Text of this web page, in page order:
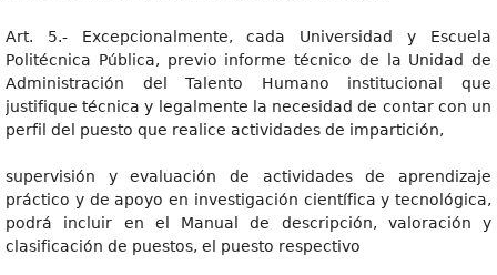
Art. 5.- Excepcionalmente, cada Universidad y Escuela
Politécnica Pública, previo informe técnico de la Unidad de
Administración del Talento Humano institucional que
justifique técnica y legalmente la necesidad de contar con un
perfil del puesto que realice actividades de impartición,
supervisión y evaluación de actividades de aprendizaje
práctico y de apoyo en investigación científica y tecnológica,
podrá incluir en el Manual de descripción, valoración y
clasificación de puestos, el puesto respectivo